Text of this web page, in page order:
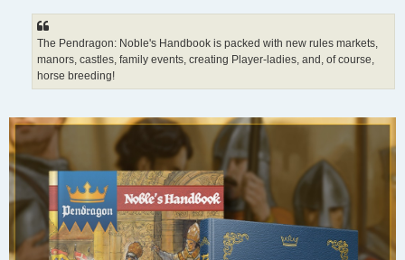
The Pendragon: Noble's Handbook is packed with new rules markets,
manors, castles, family events, creating Player-ladies, and, of course,
horse breeding!